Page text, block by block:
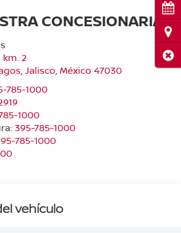
CONCESIONARIA
2
Jalisco , México 47030
785-1000
1000
395-785-1000
785-1000
vehículo